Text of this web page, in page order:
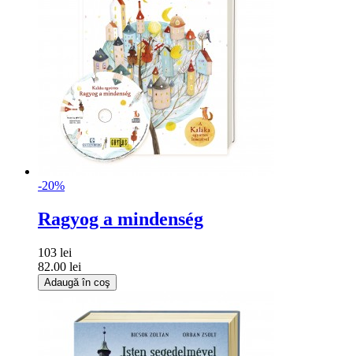
-20%
Ragyog a mindenség
103 lei
82.00 lei
Adaugă în coş